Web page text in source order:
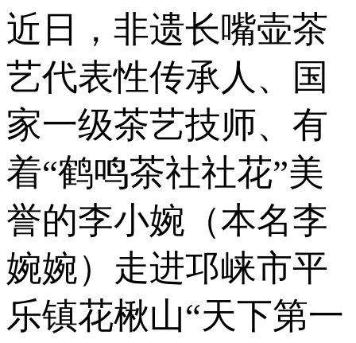
近日，非遗长嘴壶茶
艺代表性传承人、国
家一级茶艺技师、有
着“鹤鸣茶社社花”美
誉的李小婉（本名李
婉婉）走进邛崃市平
乐镇花楸山“天下第一